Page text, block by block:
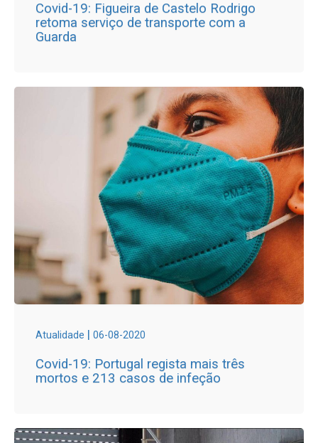
Covid-19: Figueira de Castelo Rodrigo
retoma serviço de transporte com a
Guarda
Atualidade | 06-08-2020
Covid-19: Portugal regista mais três
mortos e 213 casos de infeção